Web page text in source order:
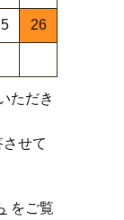
26
ただき
せて
をご覧